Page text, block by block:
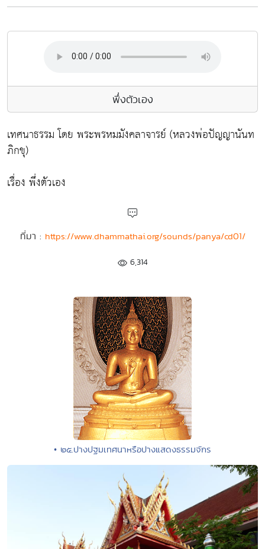
พึ่งตัวเอง
เทศนาธรรม โดย พระพรหมมังคลาจารย์ (หลวงพ่อปัญญานันท
ภิกขุ)
เรื่อง พึ่งตัวเอง
ที่มา : https://www.dhammathai.org/sounds/panya/cd01/
6,314
• ๒๕.ปางปฐมเทศนาหรือปางแสดงธรรมจักร